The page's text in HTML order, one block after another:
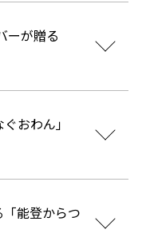
ーが贈る
おわん」
能登からつ